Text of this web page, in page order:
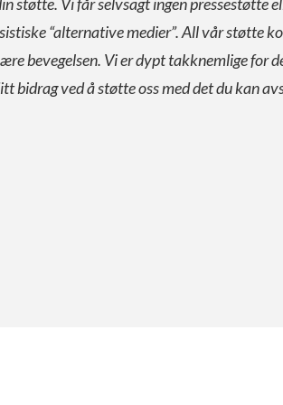
“alternative medier”. All vår støtte
bevegelsen. Vi er dypt takknemlige for
bidrag ved å støtte oss med det du kan